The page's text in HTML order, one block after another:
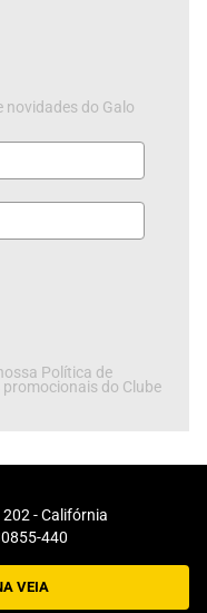
novidades do Galo
Política de
do Clube
- Califórnia
440
VEIA